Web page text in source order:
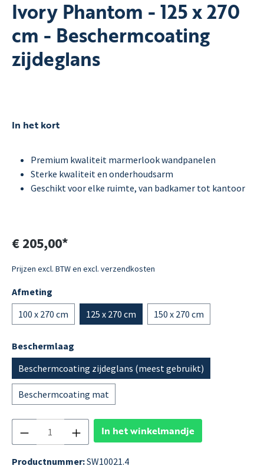
Ivory Phantom - 125 x 270
cm - Beschermcoating
zijdeglans
In het kort
Premium kwaliteit marmerlook wandpanelen
Sterke kwaliteit en onderhoudsarm
Geschikt voor elke ruimte, van badkamer tot kantoor
€ 205,00*
Prijzen excl. BTW en excl. verzendkosten
Afmeting
100 x 270 cm
125 x 270 cm 150 x 270 cm
Beschermlaag
Beschermcoating zijdeglans (meest gebruikt)
Beschermcoating mat
In het winkelmandje
Productnummer:SW10021.4